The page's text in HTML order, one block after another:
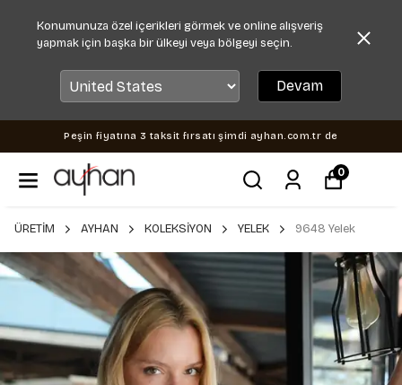
Konumunuza özel içerikleri görmek ve online alışveriş
yapmak için başka bir ülkeyi veya bölgeyi seçin.
Devam
Peşin fiyatına 3 taksit fırsatı şimdi ayhan.com.tr de
0
ÜRETİM AYHAN KOLEKSİYON YELEK 9648 Yelek